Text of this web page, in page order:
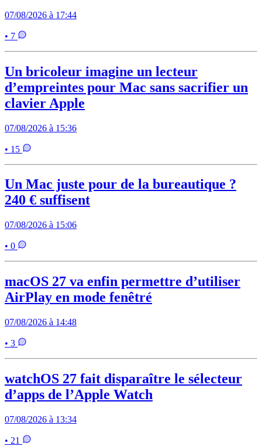
07/08/2026 à 17:44
• 7
Un bricoleur imagine un lecteur
d’empreintes pour Mac sans sacrifier un
clavier Apple
07/08/2026 à 15:36
• 15
Un Mac juste pour de la bureautique ?
240 € suffisent
07/08/2026 à 15:06
• 0
macOS 27 va enfin permettre d’utiliser
AirPlay en mode fenêtré
07/08/2026 à 14:48
• 3
watchOS 27 fait disparaître le sélecteur
d’apps de l’Apple Watch
07/08/2026 à 13:34
• 21